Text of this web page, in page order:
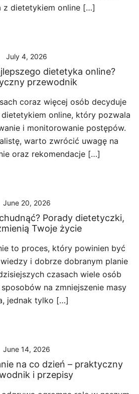
z dietetykiem online […]
July 4, 2026
dietetyka online?
przewodnik
coraz więcej osób decyduje
dietetykiem online, który pozwala
i monitorowanie postępów.
warto zwrócić uwagę na
oraz rekomendacje […]
June 20, 2026
Porady dietetyczki,
Twoje życie
to proces, który powinien być
i dobrze dobranym planie
czasach wiele osób
na zmniejszenie masy
jednak tylko […]
June 14, 2026
na co dzień – praktyczny
i przepisy